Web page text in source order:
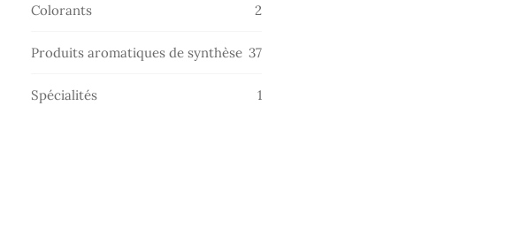
Colorants 2
Produits aromatiques de synthèse 3737
Spécialités
1